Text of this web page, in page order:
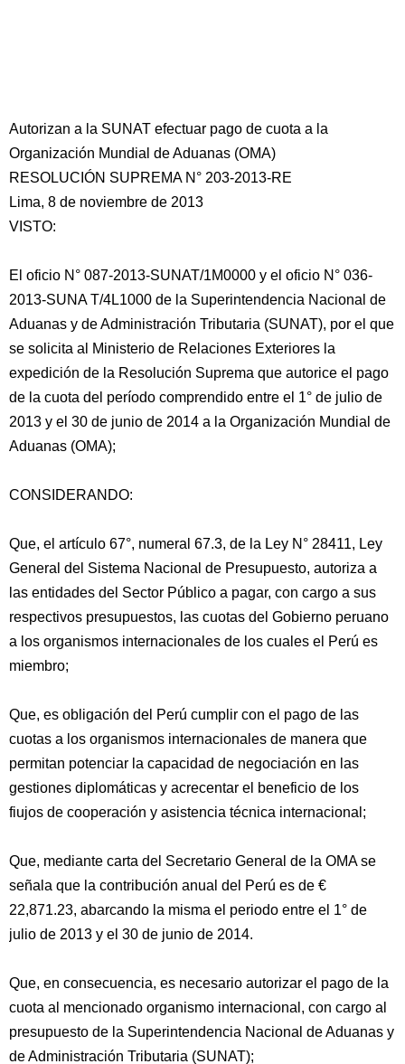
Autorizan a la SUNAT efectuar pago de cuota a la
Organización Mundial de Aduanas (OMA)
RESOLUCIÓN SUPREMA N° 203-2013-RE
Lima, 8 de noviembre de 2013
VISTO:
El oficio N° 087-2013-SUNAT/1M0000 y el oficio N° 036-
2013-SUNA T/4L1000 de la Superintendencia Nacional de
Aduanas y de Administración Tributaria (SUNAT), por el que
se solicita al Ministerio de Relaciones Exteriores la
expedición de la Resolución Suprema que autorice el pago
de la cuota del período comprendido entre el 1° de julio de
2013 y el 30 de junio de 2014 a la Organización Mundial de
Aduanas (OMA);
CONSIDERANDO:
Que, el artículo 67°, numeral 67.3, de la Ley N° 28411, Ley
General del Sistema Nacional de Presupuesto, autoriza a
las entidades del Sector Público a pagar, con cargo a sus
respectivos presupuestos, las cuotas del Gobierno peruano
a los organismos internacionales de los cuales el Perú es
miembro;
Que, es obligación del Perú cumplir con el pago de las
cuotas a los organismos internacionales de manera que
permitan potenciar la capacidad de negociación en las
gestiones diplomáticas y acrecentar el beneficio de los
fiujos de cooperación y asistencia técnica internacional;
Que, mediante carta del Secretario General de la OMA se
señala que la contribución anual del Perú es de €
22,871.23, abarcando la misma el periodo entre el 1° de
julio de 2013 y el 30 de junio de 2014.
Que, en consecuencia, es necesario autorizar el pago de la
cuota al mencionado organismo internacional, con cargo al
presupuesto de la Superintendencia Nacional de Aduanas y
de Administración Tributaria (SUNAT);